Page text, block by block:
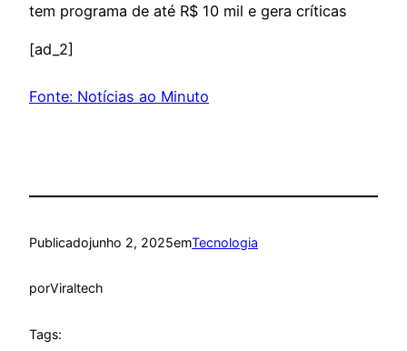
tem programa de até R$ 10 mil e gera críticas
[ad_2]
Fonte: Notícias ao Minuto
Publicadojunho 2, 2025emTecnologia
porViraltech
Tags: